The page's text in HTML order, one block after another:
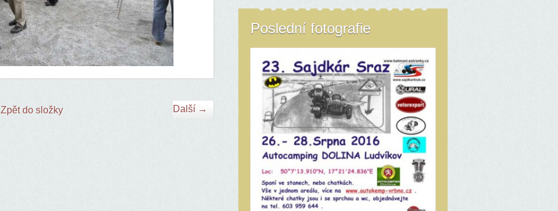
Další →
Zpět do složky
Poslední fotografie